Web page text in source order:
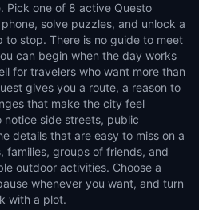
Pick one of 8 active Questo
solve puzzles, and unlock a
to stop. There is no guide to meet
can begin when the day works
for travelers who want more than
gives you a route, a reason to
that make the city feel
notice side streets, public
details that are easy to miss on a
families, groups of friends, and
outdoor activities. Choose a
whenever you want, and turn
with a plot.